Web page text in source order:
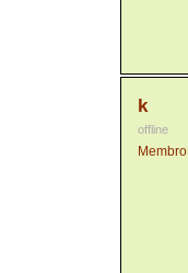
k
offline
Membro